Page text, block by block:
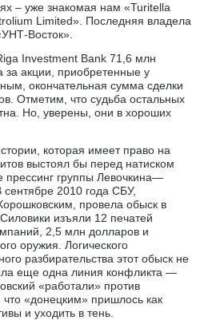
– уже знакомая нам «Turitella
Limited». Последняя владела
Восток».
Investment Bank 71,6 млн
за акции, приобретенные у
окончательная сумма сделки
Отметим, что судьба остальных
Но, уверены, они в хороших
которая имеет право на
выстоял бы перед натиском
группы Левочкина—
2010 года СБУ,
провела обыск в
изъяли 12 печатей
2,5 млн долларов и
оружия. Логического
разбирательства этот обыск не
еще одна линия конфликта —
«работали» против
«донецким» пришлось как
и уходить в тень.